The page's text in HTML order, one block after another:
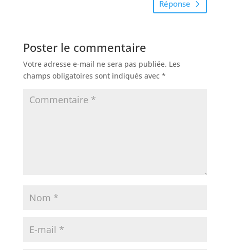
Réponse
Poster le commentaire
Votre adresse e-mail ne sera pas publiée. Les
champs obligatoires sont indiqués avec *